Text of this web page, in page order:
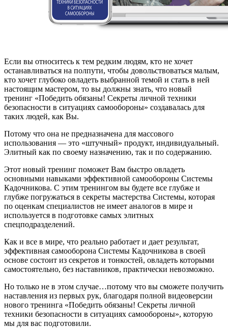
Если вы относитесь к тем редким людям, кто не хочет
останавливаться на полпути, чтобы довольствоваться малым,
кто хочет глубоко овладеть выбранной темой и стать в ней
настоящим мастером, то вы должны знать, что новый
тренинг «Победить обязаны! Секреты личной техники
безопасности в ситуациях самообороны» создавалась для
таких людей, как Вы.
Потому что она не предназначена для массового
использования — это «штучный» продукт, индивидуальный.
Элитный как по своему назначению, так и по содержанию.
Этот новый тренинг поможет Вам быстро овладеть
основными навыками эффективной самообороны Системы
Кадочникова. С этим тренингом вы будете все глубже и
глубже погружаться в секреты мастерства Системы, которая
по оценкам специалистов не имеет аналогов в мире и
используется в подготовке самых элитных
спецподразделений.
Как и все в мире, что реально работает и дает результат,
эффективная самооборона Системы Кадочникова в своей
основе состоит из секретов и тонкостей, овладеть которыми
самостоятельно, без наставников, практически невозможно.
Но только не в этом случае…потому что вы сможете получить
наставления из первых рук, благодаря полной видеоверсии
нового тренинга «Победить обязаны! Секреты личной
техники безопасности в ситуациях самообороны», которую
мы для вас подготовили.